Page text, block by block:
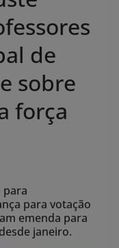
de
sobre
força
para
para votação
emenda para
janeiro.